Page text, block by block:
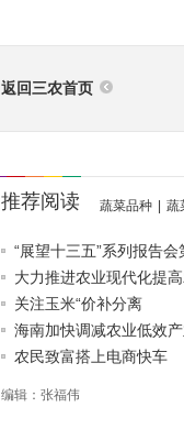
返回三农首页
推荐阅读 蔬菜品种 蔬
“展望十三五”系列报告
大力推进农业现代化提
关注玉米“价补分离
海南加快调减农业低效
农民致富搭上电商快车
编辑：张福伟